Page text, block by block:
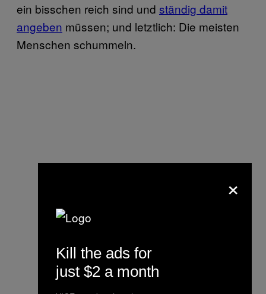
ein bisschen reich sind und ständig damit
angeben müssen; und letztlich: Die meisten
Menschen schummeln.
×
Kill the ads for
just $2 a month